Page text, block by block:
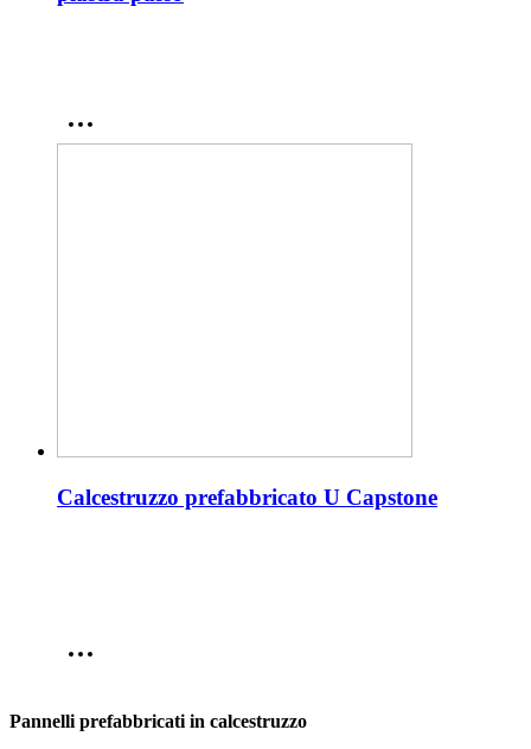
Calcestruzzo prefabbricato U Capstone
Pannelli prefabbricati in calcestruzzo